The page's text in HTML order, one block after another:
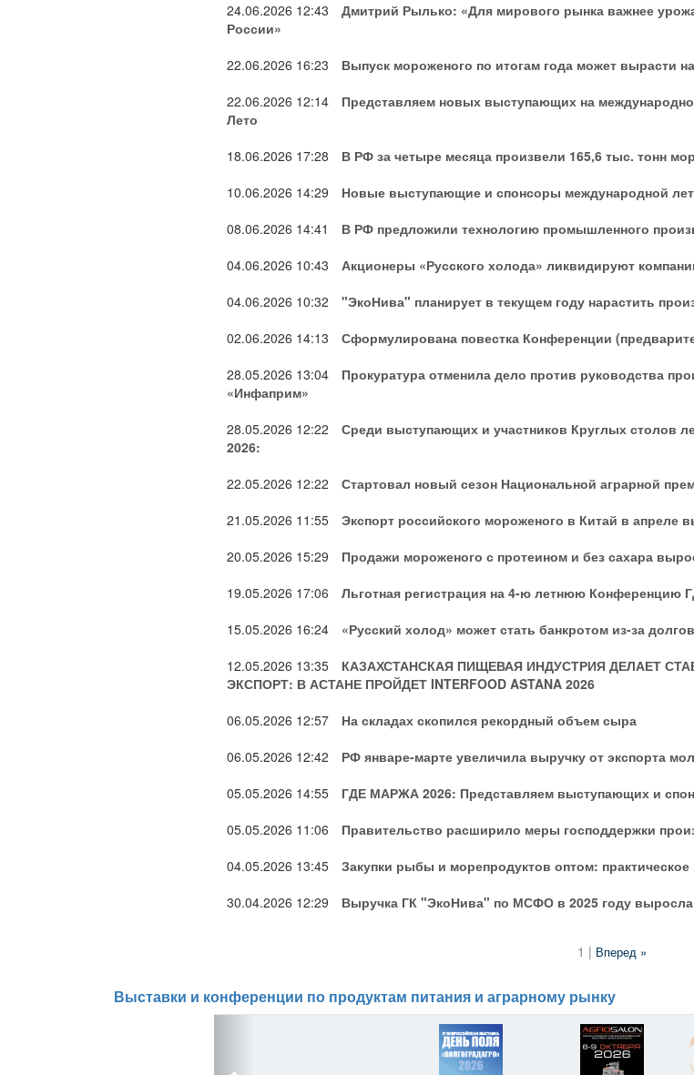
24.06.2026 12:43
Дмитрий Рылько: «Для мирового рынка важнее
России»
22.06.2026 16:23
Выпуск мороженого по итогам года может вырасти
22.06.2026 12:14
Представляем новых выступающих на
Лето
18.06.2026 17:28
В РФ за четыре месяца произвели 165,6 тыс. тонн
10.06.2026 14:29
Новые выступающие и спонсоры международной
08.06.2026 14:41
В РФ предложили технологию промышленного
04.06.2026 10:43
Акционеры «Русского холода» ликвидируют
04.06.2026 10:32
"ЭкоНива" планирует в текущем году нарастить
02.06.2026 14:13
Сформулирована повестка Конференции
28.05.2026 13:04
Прокуратура отменила дело против руководства
«Инфаприм»
28.05.2026 12:22
Среди выступающих и участников Круглых столов
2026:
22.05.2026 12:22
Стартовал новый сезон Национальной аграрной
21.05.2026 11:55
Экспорт российского мороженого в Китай в апреле
20.05.2026 15:29
Продажи мороженого с протеином и без сахара
19.05.2026 17:06
Льготная регистрация на 4-ю летнюю Конференцию
15.05.2026 16:24
«Русский холод» может стать банкротом из-за
12.05.2026 13:35
КАЗАХСТАНСКАЯ ПИЩЕВАЯ ИНДУСТРИЯ ДЕЛАЕТ
ЭКСПОРТ: В АСТАНЕ ПРОЙДЕТ INTERFOOD ASTANA 2026
06.05.2026 12:57
На складах скопился рекордный объем сыра
06.05.2026 12:42
РФ январе-марте увеличила выручку от экспорта
05.05.2026 14:55
ГДЕ МАРЖА 2026: Представляем выступающих и
05.05.2026 11:06
Правительство расширило меры господдержки
04.05.2026 13:45
Закупки рыбы и морепродуктов оптом: практическое
30.04.2026 12:29 Выручка ГК "ЭкоНива" по МСФО в 2025 году выросла
1 | Вперед »
Выставки и конференции по продуктам питания и аграрному рынку